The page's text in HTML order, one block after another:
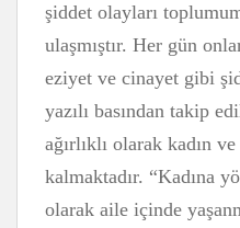
şiddet olayları
ulaşmıştır. Her gün
eziyet ve cinayet gibi
yazılı basından takip
ağırlıklı olarak kadın
kalmaktadır. “Kadına
olarak aile içinde